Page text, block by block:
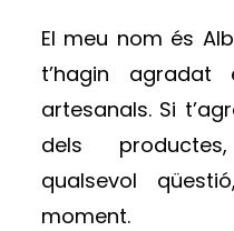
El meu nom és
t’hagin agradat
artesanals. Si
dels
qualsevol
moment.